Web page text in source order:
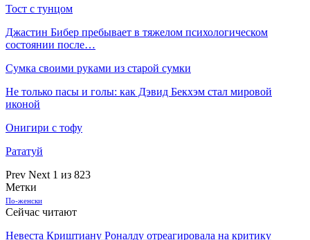
Тост с тунцом
Джастин Бибер пребывает в тяжелом психологическом
состоянии после…
Сумка своими руками из старой сумки
Не только пасы и голы: как Дэвид Бекхэм стал мировой
иконой
Онигири с тофу
Рататуй
Prev Next 1 из 823
Метки
По-женски
Сейчас читают
Невеста Криштиану Роналду отреагировала на критику